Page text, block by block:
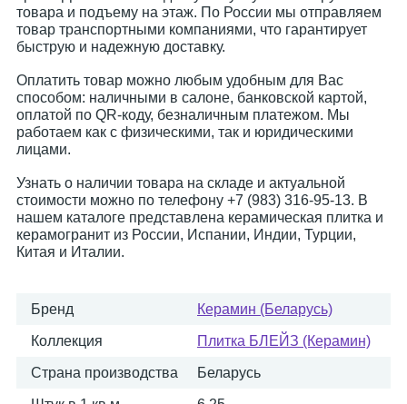
товара и подъему на этаж. По России мы отправляем
товар транспортными компаниями, что гарантирует
быструю и надежную доставку.
Оплатить товар можно любым удобным для Вас
способом: наличными в салоне, банковской картой,
оплатой по QR-коду, безналичным платежом. Мы
работаем как с физическими, так и юридическими
лицами.
Узнать о наличии товара на складе и актуальной
стоимости можно по телефону +7 (983) 316-95-13. В
нашем каталоге представлена керамическая плитка и
керамогранит из России, Испании, Индии, Турции,
Китая и Италии.
Бренд Керамин (Беларусь)
Коллекция Плитка БЛЕЙЗ (Керамин)
Страна производства Беларусь